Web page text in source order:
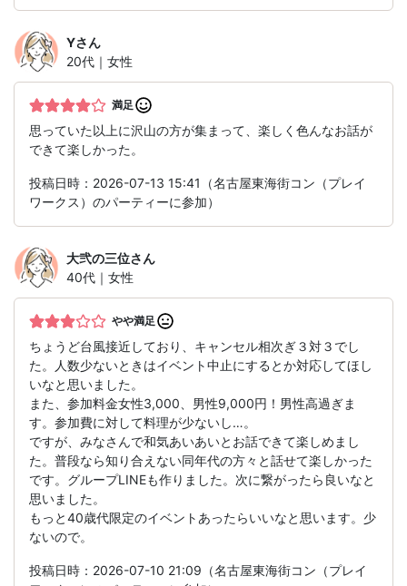
Yさん
20代｜女性
満足
思っていた以上に沢山の方が集まって、楽しく色んなお話が
できて楽しかった。
投稿日時：2026-07-13 15:41（名古屋東海街コン（プレイ
ワークス）のパーティーに参加）
大弐の三位さん
40代｜女性
やや満足
ちょうど台風接近しており、キャンセル相次ぎ３対３でし
た。人数少ないときはイベント中止にするとか対応してほし
いなと思いました。
また、参加料金女性3,000、男性9,000円！男性高過ぎま
す。参加費に対して料理が少ないし…。
ですが、みなさんで和気あいあいとお話できて楽しめまし
た。普段なら知り合えない同年代の方々と話せて楽しかった
です。グループLINEも作りました。次に繋がったら良いなと
思いました。
もっと40歳代限定のイベントあったらいいなと思います。少
ないので。
投稿日時：2026-07-10 21:09（名古屋東海街コン（プレイ